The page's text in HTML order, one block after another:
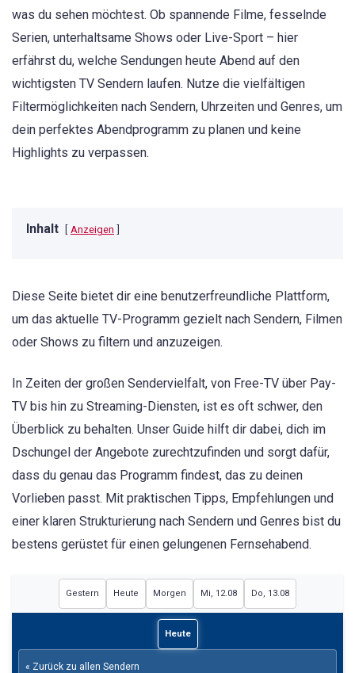
was du sehen möchtest. Ob spannende Filme, fesselnde
Serien, unterhaltsame Shows oder Live-Sport – hier
erfährst du, welche Sendungen heute Abend auf den
wichtigsten TV Sendern laufen. Nutze die vielfältigen
Filtermöglichkeiten nach Sendern, Uhrzeiten und Genres, um
dein perfektes Abendprogramm zu planen und keine
Highlights zu verpassen.
Inhalt Anzeigen
Diese Seite bietet dir eine benutzerfreundliche Plattform,
um das aktuelle TV-Programm gezielt nach Sendern, Filmen
oder Shows zu filtern und anzuzeigen.
In Zeiten der großen Sendervielfalt, von Free-TV über Pay-
TV bis hin zu Streaming-Diensten, ist es oft schwer, den
Überblick zu behalten. Unser Guide hilft dir dabei, dich im
Dschungel der Angebote zurechtzufinden und sorgt dafür,
dass du genau das Programm findest, das zu deinen
Vorlieben passt. Mit praktischen Tipps, Empfehlungen und
einer klaren Strukturierung nach Sendern und Genres bist du
bestens gerüstet für einen gelungenen Fernsehabend.
Gestern Heute Morgen Mi, 12.08 Do, 13.08
Heute
« Zurück zu allen Sendern